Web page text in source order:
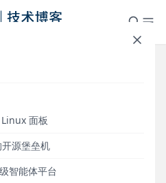
面板
源堡垒机
智能体平台
娱乐集团与
全运维审计解决